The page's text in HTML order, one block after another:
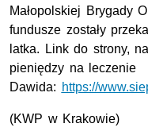
Małopolskiej Brygady
fundusze zostały
latka. Link do strony,
pieniędzy na leczenie
Dawida: https://
(KWP w Krakowie)